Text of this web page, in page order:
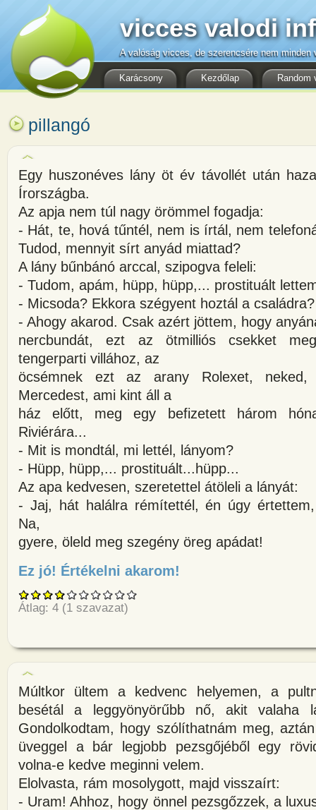
Karácsony Kezdőlap Random
vicces valodi
A valóság vicces, de szerencsére nem minden
pillangó
Egy huszonéves lány öt év távollét után
Írországba.
Az apja nem túl nagy örömmel fogadja:
- Hát, te, hová tűntél, nem is írtál, nem
Tudod, mennyit sírt anyád miattad?
A lány bűnbánó arccal, szipogva feleli:
- Tudom, apám, hüpp, hüpp,... prostituált
- Micsoda? Ekkora szégyent hoztál a
- Ahogy akarod. Csak azért jöttem, hogy
nercbundát, ezt az ötmilliós csekket
tengerparti villához, az
öcsémnek ezt az arany Rolexet,
Mercedest, ami kint áll a
ház előtt, meg egy befizetett három
Riviérára...
- Mit is mondtál, mi lettél, lányom?
- Hüpp, hüpp,... prostituált...hüpp...
Az apa kedvesen, szeretettel átöleli a lányát:
- Jaj, hát halálra rémítettél, én úgy
Na,
gyere, öleld meg szegény öreg apádat!
Ez jó! Értékelni akarom!
Átlag: 4 (1 szavazat)
Múltkor ültem a kedvenc helyemen, a
besétál a leggyönyörűbb nő, akit valaha
Gondolkodtam, hogy szólíthatnám meg,
üveggel a bár legjobb pezsgőjéből egy
volna-e kedve meginni velem.
Elolvasta, rám mosolygott, majd visszaírt:
- Uram! Ahhoz, hogy önnel pezsgőzzek, a